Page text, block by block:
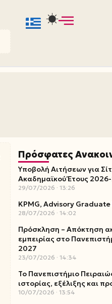
Πρόσφατες
Υποβολή Αιτήσεων για
Ακαδημαϊκού Έτους
29/07/2026 13:26
KPMG, Advisory
28/07/2026 14:02
Πρόσκληση – Απόκτηση
εμπειρίας στο
2027
23/07/2026 14:34
Το Πανεπιστήμιο
ιστορίας, εξέλιξης και
10/07/2026 13:54